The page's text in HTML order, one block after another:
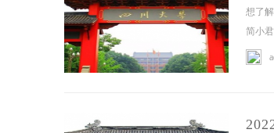
想了
简小